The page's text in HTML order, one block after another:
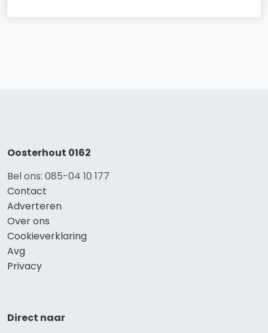
Oosterhout 0162
Bel ons: 085-04 10 177
Contact
Adverteren
Over ons
Cookieverklaring
Avg
Privacy
Direct naar